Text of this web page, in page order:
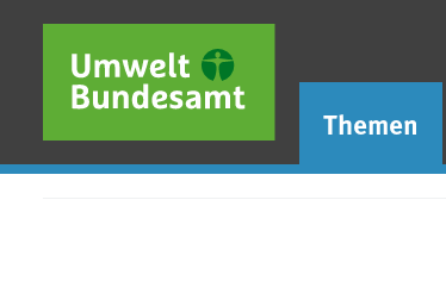
Direkt zum Inhalt
Direkt zum Hauptmenü
Direkt zur Fußzeile
Themen